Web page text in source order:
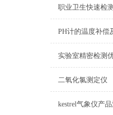
职业卫生快速检
PH计的温度补偿
二氧化氯测定仪
kestrel气象仪产